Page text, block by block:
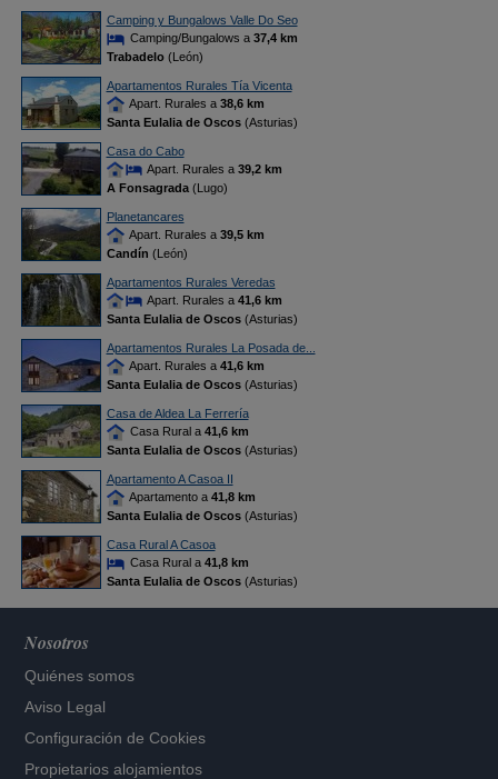
Camping y Bungalows Valle Do Seo
Camping/Bungalows a 37,4 km
Trabadelo(León)
Apartamentos Rurales Tía Vicenta
Apart. Rurales a 38,6 km
Santa Eulalia de Oscos(Asturias)
Casa do Cabo
Apart. Rurales a 39,2 km
A Fonsagrada(Lugo)
Planetancares
Apart. Rurales a 39,5 km
Candín (León)
Apartamentos Rurales Veredas
Apart. Rurales a 41,6 km
Santa Eulalia de Oscos(Asturias)
Apartamentos Rurales La Posada de...
Apart. Rurales a 41,6 km
Santa Eulalia de Oscos(Asturias)
Casa de Aldea La Ferrería
Casa Rural a 41,6 km
Santa Eulalia de Oscos(Asturias)
Apartamento A Casoa II
Apartamento a 41,8 km
Santa Eulalia de Oscos(Asturias)
Casa Rural A Casoa
Casa Rural a 41,8 km
Santa Eulalia de Oscos(Asturias)
Nosotros
Quiénes somos
Aviso Legal
Configuración de Cookies
Propietarios alojamientos